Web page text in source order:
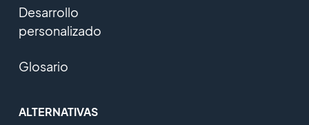
Desarrollo
personalizado
Glosario
ALTERNATIVAS